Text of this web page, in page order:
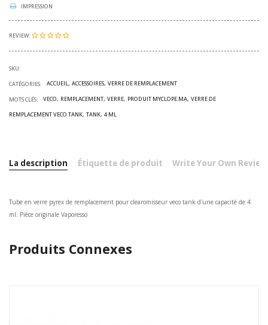
IMPRESSION
REVIEW:
SKU:
CATÉGORIES:
ACCUEIL ACCESSOIRES VERRE DE REMPLACEMENT
MOTS CLÉS: VECO REMPLACEMENT VERRE PRODUIT MYCLOPE.MA VERRE DE
REMPLACEMENT VECO TANK TANK 4 ML
La description Étiquette de produit Write Your Own Review
Tube en verre pyrex de remplacement pour clearomisseur veco tank d'une capacité de 4
ml. Pièce originale Vaporesso
Produits Connexes